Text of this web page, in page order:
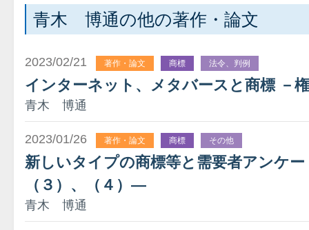
青木 博通の他の著作・論文
2023/02/21 著作・論文 商標 法令、判例
インターネット、メタバースと商標 －
青木 博通
2023/01/26 著作・論文 商標 その他
新しいタイプの商標等と需要者アンケ
（３）、（４）―
青木 博通